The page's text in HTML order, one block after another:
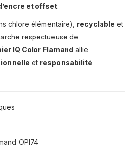
et offset.
chlore élémentaire), recyclable et
respectueuse de
IQ Color Flamand allie
et responsabilité
OPI74